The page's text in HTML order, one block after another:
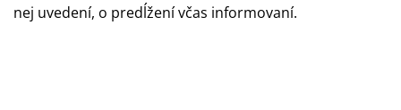
nej uvedení, o predĺžení včas informovaní.